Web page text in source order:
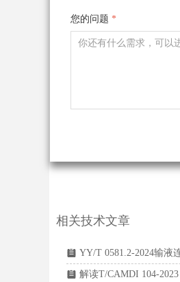
您的问题 *
뀳 YY/T 0581.2-2024输液
뀳 解读T/CAMDI 104-
相关技术文章